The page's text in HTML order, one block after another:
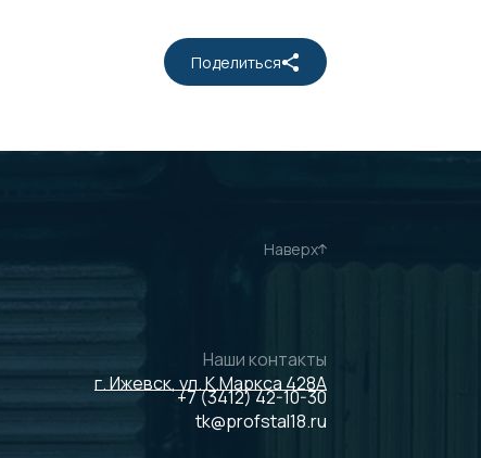
Поделиться
Наверх
Наши контакты
г. Ижевск, ул. К.Маркса 428А
+7 (3412) 42-10-30
tk@profstal18.ru